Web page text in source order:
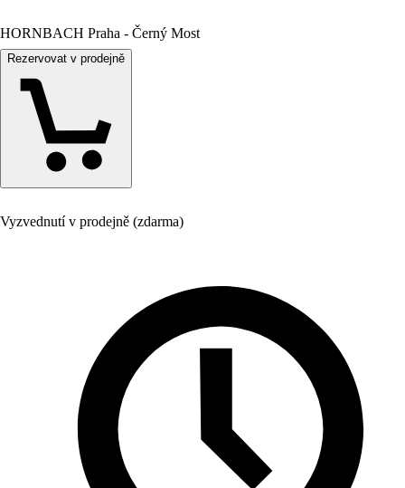
HORNBACH Praha - Černý Most
Rezervovat v prodejně
Vyzvednutí v prodejně (zdarma)